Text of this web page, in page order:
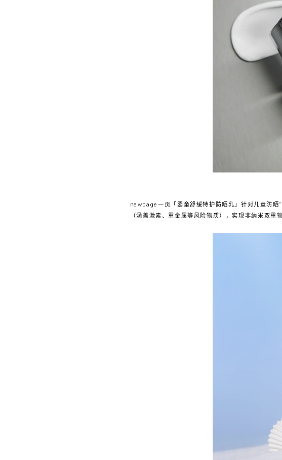
newpage一页「婴童舒缓特护防晒乳」针对儿童防晒
（涵盖激素、重金属等风险物质），实现非纳米双